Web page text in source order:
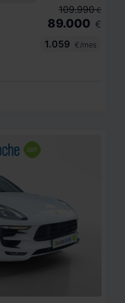
109.990 €
89.000 €
1.059
€/mes